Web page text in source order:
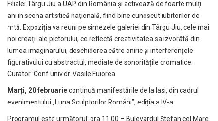
Filialei Târgu Jiu a UAP din România și activează de foarte mulți
ani în scena artistică națională, fiind bine cunoscut iubitorilor de
artă. Expoziția va reuni pe simezele galeriei din Târgu Jiu, cele mai
noi creații ale pictorului, ce reflectă creativitatea sa izvorâtă din
lumea imaginarului, deschiderea către oniric și interferențele
figurativului cu abstractul, mediate de sonoritățile cromatice.
Curator :Conf.univ.dr. Vasile Fuiorea.
Marți, 20 februariecontinuă manifestările de la Iași, din cadrul
evenimentului „Luna Sculptorilor Români”, ediția a IV-a.
Programul este următorul: ora 11.00 – Bulevardul Ştefan cel Mare